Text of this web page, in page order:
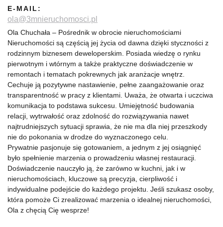
E-MAIL:
ola@3mnieruchomosci.pl
Ola Chuchała – Pośrednik w obrocie nieruchomościami
Nieruchomości są częścią jej życia od dawna dzięki styczności z
rodzinnym biznesem deweloperskim. Posiada wiedzę o rynku
pierwotnym i wtórnym a także praktyczne doświadczenie w
remontach i tematach pokrewnych jak aranżacje wnętrz.
Cechuje ją pozytywne nastawienie, pełne zaangażowanie oraz
transparentność w pracy z klientami. Uważa, że otwarta i uczciwa
komunikacja to podstawa sukcesu. Umiejętność budowania
relacji, wytrwałość oraz zdolność do rozwiązywania nawet
najtrudniejszych sytuacji sprawia, że nie ma dla niej przeszkody
nie do pokonania w drodze do wyznaczonego celu.
Prywatnie pasjonuje się gotowaniem, a jednym z jej osiągnięć
było spełnienie marzenia o prowadzeniu własnej restauracji.
Doświadczenie nauczyło ją, że zarówno w kuchni, jak i w
nieruchomościach, kluczowe są precyzja, cierpliwość i
indywidualne podejście do każdego projektu. Jeśli szukasz osoby,
która pomoże Ci zrealizować marzenia o idealnej nieruchomości,
Ola z chęcią Cię wesprze!